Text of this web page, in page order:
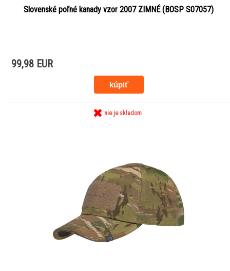
Slovenské poľné kanady vzor 2007 ZIMNÉ (BOSP S07057)
99,98 EUR
nie je skladom